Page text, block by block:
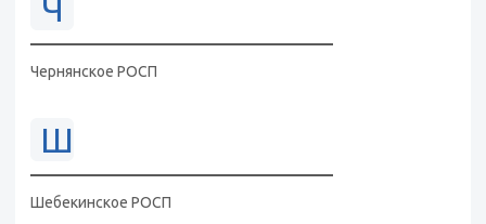
Ч
Чернянское РОСП
Ш
Шебекинское РОСП